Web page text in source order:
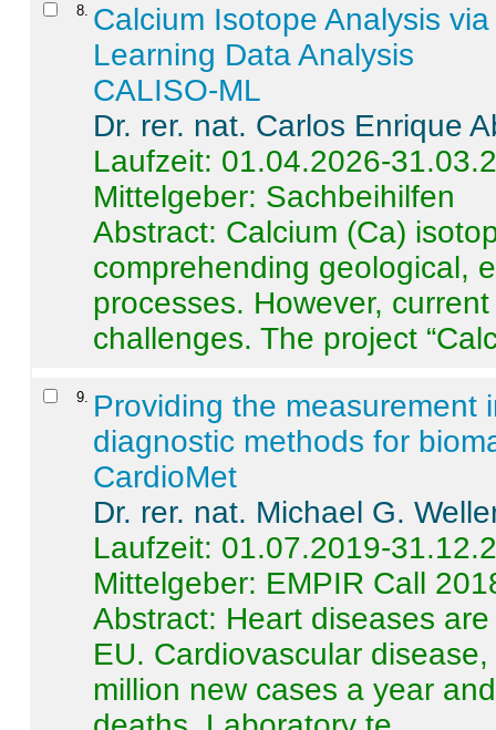
8 Calcium Isotope Analysis
Learning Data Analysis
CALISO-ML
Dr. rer. nat. Carlos Enrique
Laufzeit: 01.04.2026-
Mittelgeber: Sachbeihilfen
Abstract: Calcium (Ca)
comprehending geological,
processes. However,
challenges. The project
9
Providing the measurement
diagnostic methods for
CardioMet
Dr. rer. nat. Michael G.
Laufzeit: 01.07.2019-
Mittelgeber: EMPIR Call
Abstract: Heart diseases
EU. Cardiovascular
million new cases a year